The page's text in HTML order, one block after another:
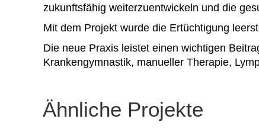
zukunftsfähig weiterzuentwickeln und die
Mit dem Projekt wurde die Ertüchtigung
Die neue Praxis leistet einen wichtigen
Krankengymnastik, manueller Therapie,
Ähnliche Projekte